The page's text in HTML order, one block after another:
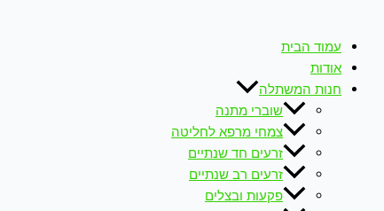
עמוד הבית
אודות
חנות המשתלה
שוברי מתנה
צמחי מרפא לחליטה
זרעים חד שנתיים
זרעים רב שנתיים
פקעות ובצלים